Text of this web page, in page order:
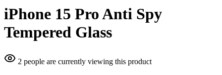
iPhone 15 Pro Anti Spy
Tempered Glass
2 people are currently viewing this product